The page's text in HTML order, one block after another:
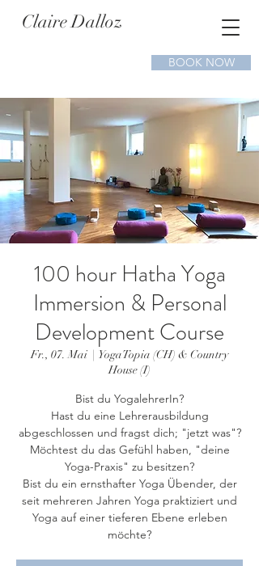
Claire Dalloz
BOOK NOW
100 hour Hatha Yoga
Immersion & Personal
Development Course
Fr., 07. Mai
  |
YogaTopia (CH) & Country
House (I)
Bist du YogalehrerIn?
Hast du eine Lehrerausbildung
abgeschlossen und fragst dich; "jetzt was"?
Möchtest du das Gefühl haben, "deine
Yoga-Praxis" zu besitzen?
Bist du ein ernsthafter Yoga Übender, der
seit mehreren Jahren Yoga praktiziert und
Yoga auf einer tieferen Ebene erleben
möchte?